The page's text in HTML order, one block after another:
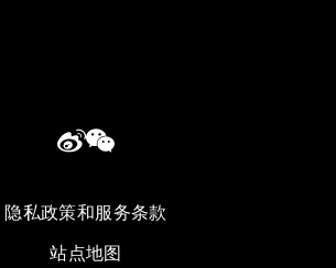
隐私政策和服务条款
站点地图